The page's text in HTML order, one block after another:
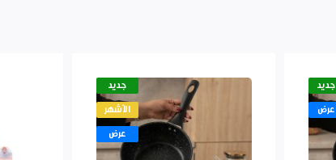
جديد
عرض
جديد
الأشهر
عرض